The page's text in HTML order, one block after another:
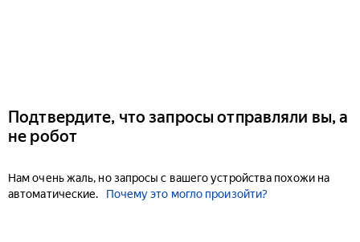
Подтвердите, что запросы отправляли вы, а
не робот
Нам очень жаль, но запросы с вашего устройства похожи на
автоматические.
Почему это могло произойти?